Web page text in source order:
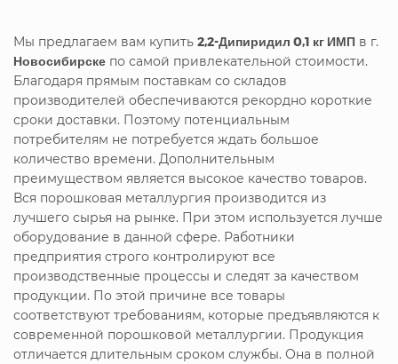
Мы предлагаем вам купить 2,2-Дипиридил 0,1 кг ИМП в г.
Новосибирске по самой привлекательной стоимости.
Благодаря прямым поставкам со складов
производителей обеспечиваются рекордно короткие
сроки доставки. Поэтому потенциальным
потребителям не потребуется ждать большое
количество времени. Дополнительным
преимуществом является высокое качество товаров.
Вся порошковая металлургия производится из
лучшего сырья на рынке. При этом используется лучше
оборудование в данной сфере. Работники
предприятия строго контролируют все
производственные процессы и следят за качеством
продукции. По этой причине все товары
соответствуют требованиям, которые предъявляются к
современной порошковой металлургии. Продукция
отличается длительным сроком службы. Она в полной